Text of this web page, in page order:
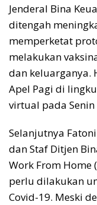
Jenderal Bina
ditengah
memperketat
melakukan
dan keluarganya.
Apel Pagi di
virtual pada Senin
Selanjutnya
dan Staf Ditjen
Work From Home
perlu dilakukan
Covid-19. Meski